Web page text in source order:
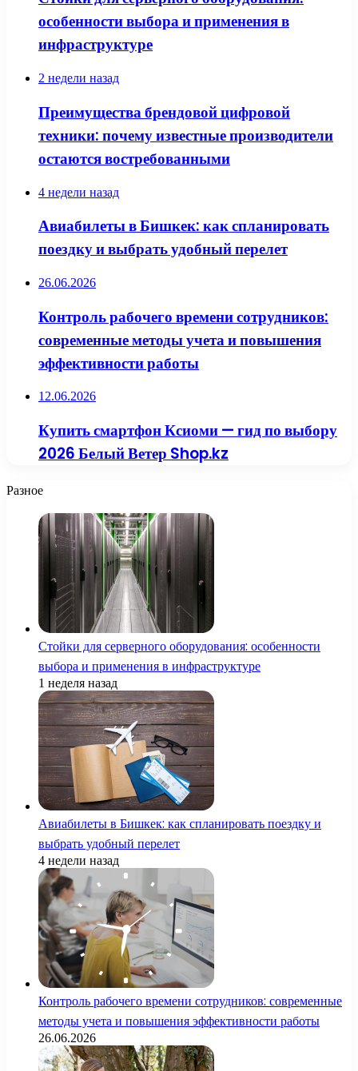
особенности выбора и применения в
инфраструктуре
2 недели назад
Преимущества брендовой цифровой
техники: почему известные производители
остаются востребованными
4 недели назад
Авиабилеты в Бишкек: как спланировать
поездку и выбрать удобный перелет
26.06.2026
Контроль рабочего времени сотрудников:
современные методы учета и повышения
эффективности работы
12.06.2026
Купить смартфон Ксиоми — гид по выбору
2026 Белый Ветер Shop.kz
Разное
Стойки для серверного оборудования: особенности
выбора и применения в инфраструктуре
1 неделя назад
Авиабилеты в Бишкек: как спланировать поездку и
выбрать удобный перелет
4 недели назад
Контроль рабочего времени сотрудников: современные
методы учета и повышения эффективности работы
26.06.2026